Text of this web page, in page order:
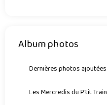
Album photos
Dernières photos ajoutées
Les Mercredis du P'tit Train